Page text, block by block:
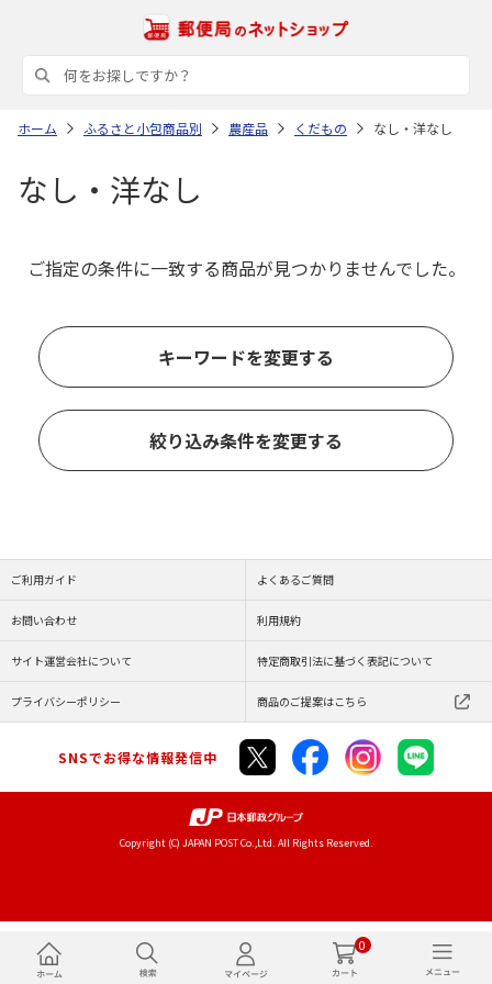
0
ホーム ふるさと小包商品別 農産品 くだもの なし・洋なし
なし・洋なし
ご指定の条件に一致する商品が見つかりませんでした。
キーワードを変更する
絞り込み条件を変更する
ご利用ガイド よくあるご質問
お問い合わせ 利用規約
サイト運営会社について 特定商取引法に基づく表記について
プライバシーポリシー 商品のご提案はこちら
SNSでお得な情報発信中
Copyright (C) JAPAN POST Co.,Ltd. All Rights Reserved.